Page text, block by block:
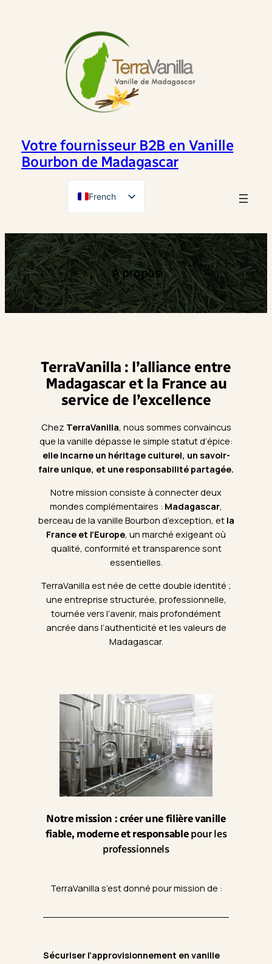
Votre fournisseur B2B en Vanille
Bourbon de Madagascar
French
À propos
TerraVanilla : l’alliance entre
Madagascar et la France au
service de l’excellence
Chez TerraVanilla, nous sommes convaincus
que la vanille dépasse le simple statut d’épice:
elle incarne un héritage culturel, un savoir-
faire unique, et une responsabilité partagée.
Notre mission consiste à connecter deux
mondes complémentaires : Madagascar,
berceau de la vanille Bourbon d’exception, et la
France et l’Europe, un marché exigeant où
qualité, conformité et transparence sont
essentielles.
TerraVanilla est née de cette double identité ;
une entreprise structurée, professionnelle,
tournée vers l’avenir, mais profondément
ancrée dans l’authenticité et les valeurs de
Madagascar.
Notre mission : créer une filière vanille
fiable, moderne et responsablepour les
professionnels
TerraVanilla s’est donné pour mission de :
Sécuriser l’approvisionnement en vanille